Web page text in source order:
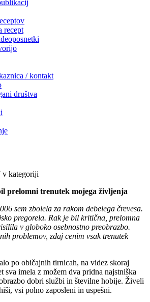
recept
/ kontakt
društva
v kategoriji
prelomni trenutek mojega življenja
sem zbolela za rakom debelega črevesa.
pregorela. Rak je bil kritična, prelomna
v globoko osebnostno preobrazbo.
problemov, zdaj cenim vsak trenutek
po običajnih tirnicah, na videz skoraj
sva imela z možem dva pridna najstniška
dobri službi in številne hobije. Živeli
vsi polno zaposleni in uspešni.